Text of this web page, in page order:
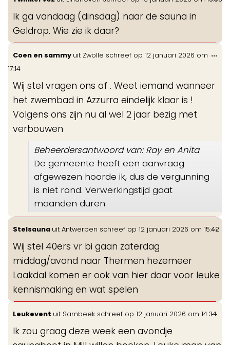
Ik ga vandaag (dinsdag) naar de sauna in
Geldrop. Wie zie ik daar?
Coen en sammy uit Zwolle schreef op 12 januari 2026 om
17:14
Wij stel vragen ons af . Weet iemand wanneer
het zwembad in Azzurra eindelijk klaar is !
Volgens ons zijn nu al wel 2 jaar bezig met
verbouwen
Beheerdersantwoord van: Ray en Anita
De gemeente heeft een aanvraag
afgewezen hoorde ik, dus de vergunning
is niet rond. Verwerkingstijd gaat
maanden duren.
...
Stelsauna uit Antwerpen schreef op 12 januari 2026 om 15:42
Wij stel 40ers vr bi gaan zaterdag
middag/avond naar Thermen hezemeer
Laakdal komen er ook van hier daar voor leuke
kennismaking en wat spelen
...
Leukevent uit Sambeek schreef op 12 januari 2026 om 14:34
Ik zou graag deze week een avondje
...